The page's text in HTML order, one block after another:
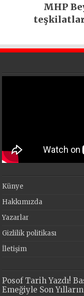
MHP
Künye
Hakkımızda
Yazarlar
Gizlilik politikası
İletişim
Posof Tarih Yazdı!
Emeğiyle Son